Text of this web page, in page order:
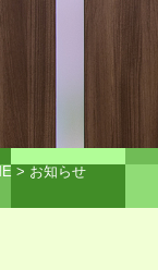
お知らせ